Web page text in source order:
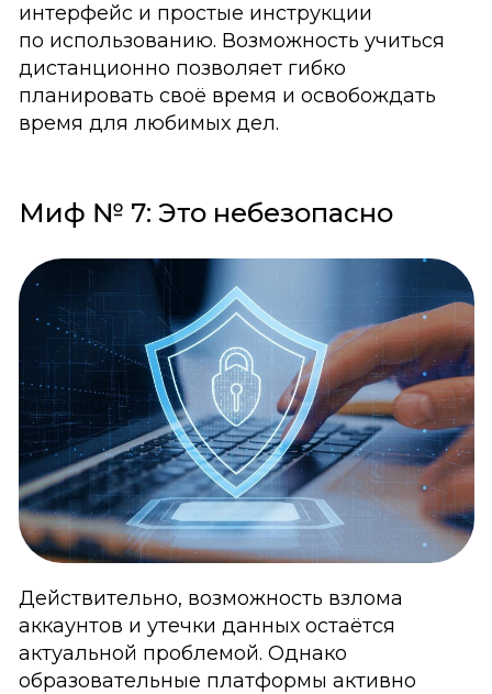
интерфейс и простые инструкции
по использованию. Возможность учиться
дистанционно позволяет гибко
планировать своё время и освобождать
время для любимых дел.
Миф № 7: Это небезопасно
Действительно, возможность взлома
аккаунтов и утечки данных остаётся
актуальной проблемой. Однако
образовательные платформы активно